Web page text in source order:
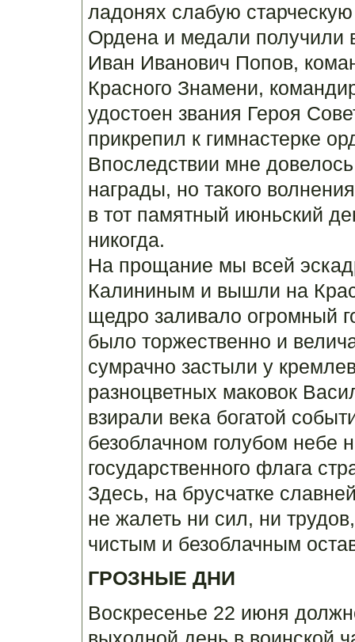
ладонях слабую старческую
Ордена и медали получили
Иван Иванович Попов,
Красного Знамени,
удостоен звания Героя
прикрепил к гимнастерке
Впоследствии мне
награды, но такого
в тот памятный июньский
никогда.
На прощание мы всей
Калининым и вышли на
щедро заливало огромный
было торжественно и
сумрачно застыли у
разноцветных маковок
взирали века богатой
безоблачном голубом
государственного флага
Здесь, на брусчатке
не жалеть ни сил, ни
чистым и безоблачным
ГРОЗНЫЕ ДНИ
Воскресенье 22 июня